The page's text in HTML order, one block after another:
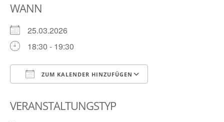
WANN
25.03.2026
18:30 - 19:30
ZUM KALENDER HINZUFÜGEN
VERANSTALTUNGSTYP